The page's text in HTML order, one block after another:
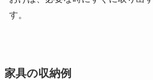
す。
家具の収納例